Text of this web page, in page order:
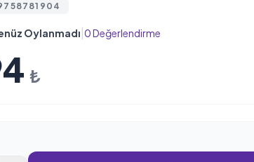
Oylanmadı 0 Değerlendirme
₺